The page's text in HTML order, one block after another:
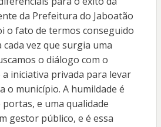
da Prefeitura do Jaboatão
o fato de termos conseguido
vez que surgia uma
o diálogo com o
a iniciativa privada para levar
o município. A humildade é
e uma qualidade
gestor público, e é essa